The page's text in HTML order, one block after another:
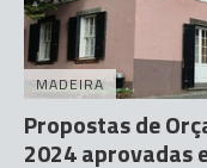
MADEIRA
Propostas de
2024 aprovadas